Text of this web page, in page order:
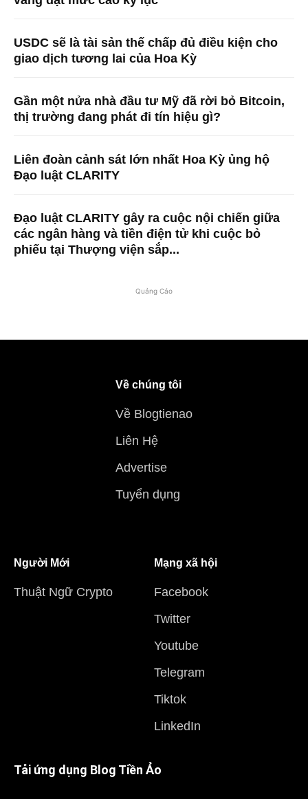
USDC sẽ là tài sản thế chấp đủ điều kiện cho
giao dịch tương lai của Hoa Kỳ
Gần một nửa nhà đầu tư Mỹ đã rời bỏ Bitcoin,
thị trường đang phát đi tín hiệu gì?
Liên đoàn cảnh sát lớn nhất Hoa Kỳ ủng hộ
Đạo luật CLARITY
Đạo luật CLARITY gây ra cuộc nội chiến giữa
các ngân hàng và tiền điện tử khi cuộc bỏ
phiếu tại Thượng viện sắp...
Quảng Cáo
Về chúng tôi
Về Blogtienao
Liên Hệ
Advertise
Tuyển dụng
Người Mới
Thuật Ngữ Crypto
Mạng xã hội
Facebook
Twitter
Youtube
Telegram
Tiktok
LinkedIn
Tải ứng dụng Blog Tiền Ảo